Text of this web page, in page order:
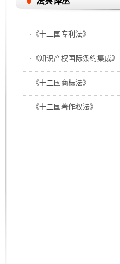
· 《十二国专利法》
· 《知识产权国际条约集成》
· 《十二国商标法》
· 《十二国著作权法》